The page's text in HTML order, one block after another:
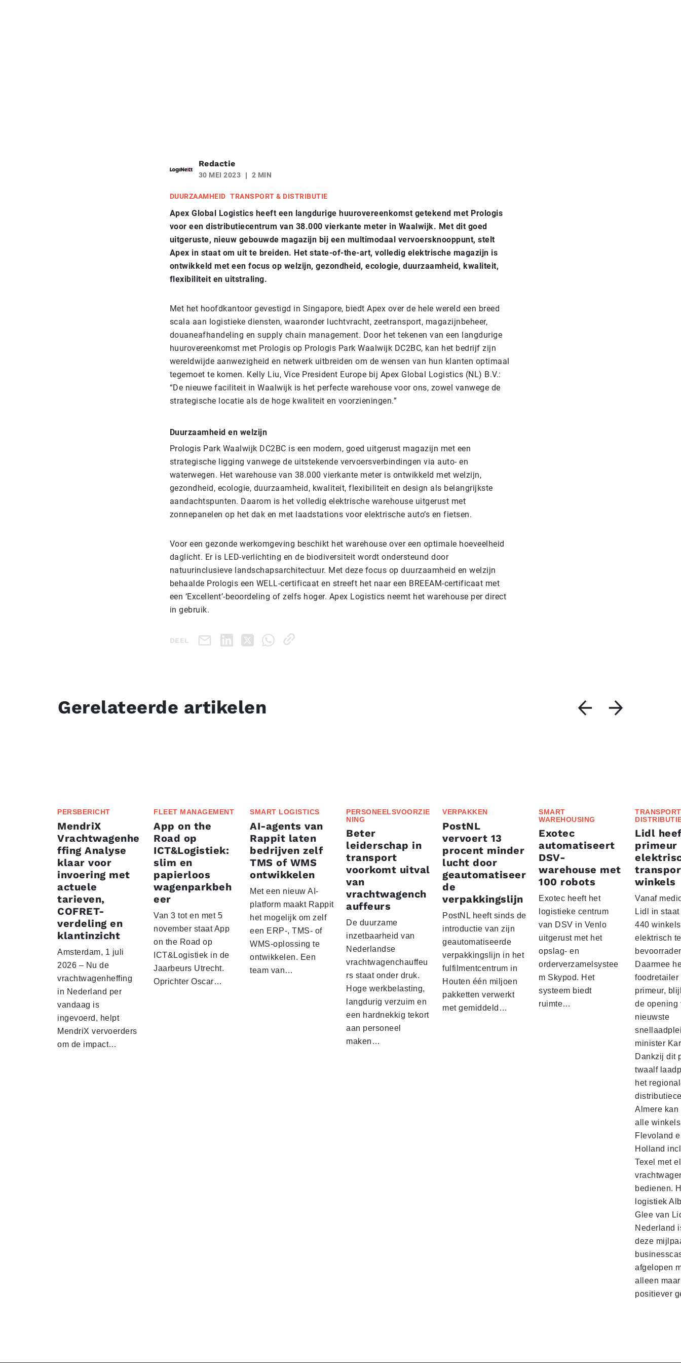
Redactie
30 MEI 2023 2 MIN
DUURZAAMHEID TRANSPORT & DISTRIBUTIE
Apex Global Logistics heeft een langdurige huurovereenkomst getekend met Prologis
voor een distributiecentrum van 38.000 vierkante meter in Waalwijk. Met dit goed
uitgeruste, nieuw gebouwde magazijn bij een multimodaal vervoersknooppunt, stelt
Apex in staat om uit te breiden. Het state-of-the-art, volledig elektrische magazijn is
ontwikkeld met een focus op welzijn, gezondheid, ecologie, duurzaamheid, kwaliteit,
flexibiliteit en uitstraling.
Met het hoofdkantoor gevestigd in Singapore, biedt Apex over de hele wereld een breed
scala aan logistieke diensten, waaronder luchtvracht, zeetransport, magazijnbeheer,
douaneafhandeling en supply chain management. Door het tekenen van een langdurige
huurovereenkomst met Prologis op Prologis Park Waalwijk DC2BC, kan het bedrijf zijn
wereldwijde aanwezigheid en netwerk uitbreiden om de wensen van hun klanten optimaal
tegemoet te komen. Kelly Liu, Vice President Europe bij Apex Global Logistics (NL) B.V.:
“De nieuwe faciliteit in Waalwijk is het perfecte warehouse voor ons, zowel vanwege de
strategische locatie als de hoge kwaliteit en voorzieningen.”
Duurzaamheid en welzijn
Prologis Park Waalwijk DC2BC is een modern, goed uitgerust magazijn met een
strategische ligging vanwege de uitstekende vervoersverbindingen via auto- en
waterwegen. Het warehouse van 38.000 vierkante meter is ontwikkeld met welzijn,
gezondheid, ecologie, duurzaamheid, kwaliteit, flexibiliteit en design als belangrijkste
aandachtspunten. Daarom is het volledig elektrische warehouse uitgerust met
zonnepanelen op het dak en met laadstations voor elektrische auto’s en fietsen.
Voor een gezonde werkomgeving beschikt het warehouse over een optimale hoeveelheid
daglicht. Er is LED-verlichting en de biodiversiteit wordt ondersteund door
natuurinclusieve landschapsarchitectuur. Met deze focus op duurzaamheid en welzijn
behaalde Prologis een WELL-certificaat en streeft het naar een BREEAM-certificaat met
een ‘Excellent’-beoordeling of zelfs hoger. Apex Logistics neemt het warehouse per direct
in gebruik.
DEEL
Gerelateerde artikelen
PERSBERICHT
MendriX
Vrachtwagenhe
ffing Analyse
klaar voor
invoering met
actuele
tarieven,
COFRET-
verdeling en
klantinzicht
Amsterdam, 1 juli
2026 – Nu de
vrachtwagenheffing
in Nederland per
vandaag is
ingevoerd, helpt
MendriX vervoerders
om de impact…
FLEET MANAGEMENT
App on the
Road op
ICT&Logistiek:
slim en
papierloos
wagenparkbeh
eer
Van 3 tot en met 5
november staat App
on the Road op
ICT&Logistiek in de
Jaarbeurs Utrecht.
Oprichter Oscar…
SMART LOGISTICS
AI-agents van
Rappit laten
bedrijven zelf
TMS of WMS
ontwikkelen
Met een nieuw AI-
platform maakt Rappit
het mogelijk om zelf
een ERP-, TMS- of
WMS-oplossing te
ontwikkelen. Een
team van…
PERSONEELSVOORZIE
NING
Beter
leiderschap in
transport
voorkomt uitval
van
vrachtwagench
auffeurs
De duurzame
inzetbaarheid van
Nederlandse
vrachtwagenchauffeu
rs staat onder druk.
Hoge werkbelasting,
langdurig verzuim en
een hardnekkig tekort
aan personeel
maken…
VERPAKKEN
PostNL
vervoert 13
procent minder
lucht door
geautomatiseer
de
verpakkingslijn
PostNL heeft sinds de
introductie van zijn
geautomatiseerde
verpakkingslijn in het
fulfilmentcentrum in
Houten één miljoen
pakketten verwerkt
met gemiddeld…
SMART
WAREHOUSING
Exotec
automatiseert
DSV-
warehouse met
100 robots
Exotec heeft het
logistieke centrum
van DSV in Venlo
uitgerust met het
opslag- en
orderverzamelsystee
m Skypod. Het
systeem biedt
ruimte…
Lidl
primeur
winkels
Vanaf
Lidl in
440 winkels
elektrisch te
Daarmee
foodretailer
primeur,
de opening
nieuwste
minister
Dankzij dit
twaalf
het
Almere
alle
Flevoland
Holland
Texel met
bedienen.
logistiek
Glee van
Nederland
deze
afgelopen
alleen maar
positiever